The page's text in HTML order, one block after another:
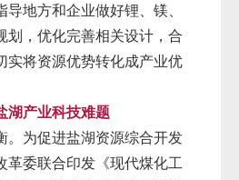
导地方和企业做好锂、镁、
划，优化完善相关设计，合
实将资源优势转化成产业优
湖产业科技难题
。为促进盐湖资源综合开发
革委联合印发《现代煤化工